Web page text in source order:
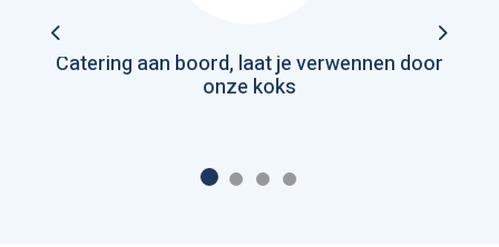
Previous
Catering aan boord, laat je verwennen door
onze koks
Next